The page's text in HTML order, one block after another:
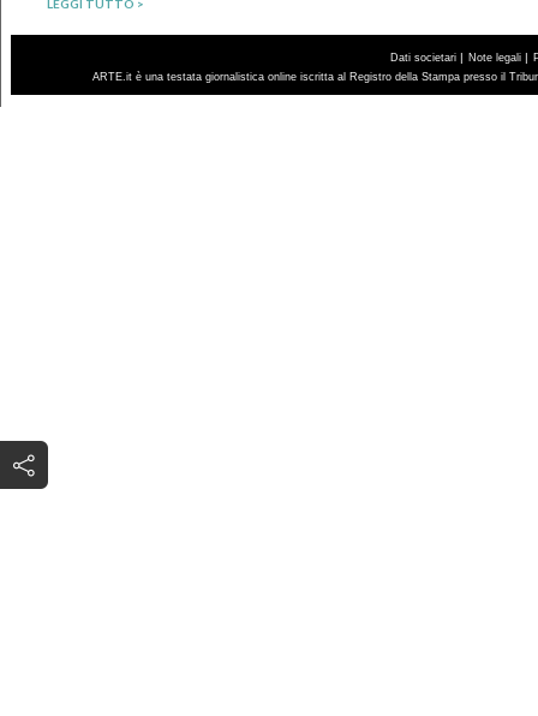
LEGGI TUTTO >
Dati societari | Note legali |
ARTE.it è una testata giornalistica online iscritta al Registro della Stampa presso il